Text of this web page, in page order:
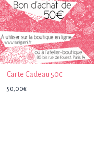
Carte Cadeau 50€
50,00€